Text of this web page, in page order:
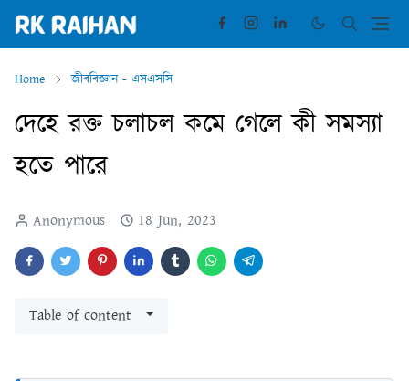
Home জীববিজ্ঞান - এসএসসি
দেহে রক্ত চলাচল কমে গেলে কী সমস্যা
হতে পারে
Anonymous 18 Jun, 2023
Table of content